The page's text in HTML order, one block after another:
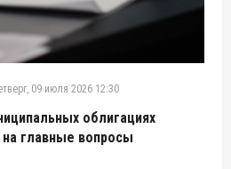
09 июля 2026 12:30
облигациях
главные вопросы